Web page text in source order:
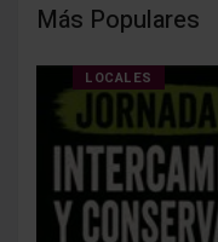
Más Populares
LOCALES